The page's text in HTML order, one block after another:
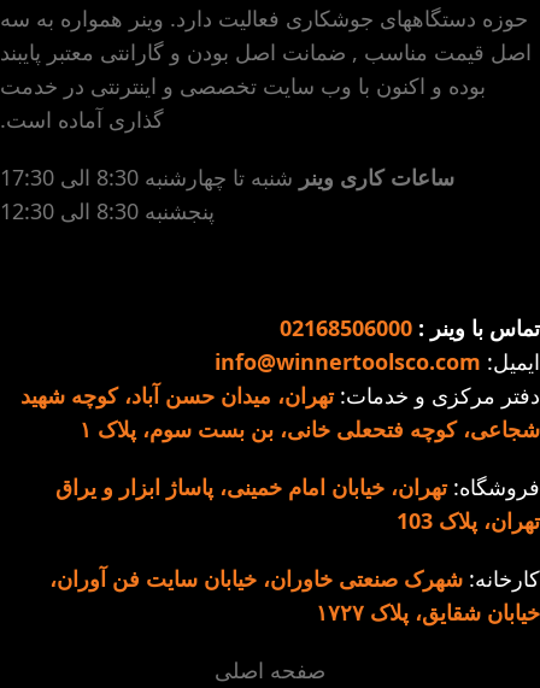
حوزه دستگاههای جوشکاری فعالیت دارد. وینر همواره به سه
اصل قیمت مناسب , ضمانت اصل بودن و گارانتی معتبر پایبند
بوده و اکنون با وب سایت تخصصی و اینترنتی در خدمت
گذاری آماده است.
ساعات کاری وینر شنبه تا چهارشنبه 8:30 الی 17:30
پنجشنبه 8:30 الی 12:30
تماس با وینر : 02168506000
ایمیل: info@winnertoolsco.com
دفتر مرکزی و خدمات: تهران، میدان حسن آباد، کوچه شهید
شجاعی، کوچه فتحعلی خانی، بن بست سوم، پلاک ۱
فروشگاه: تهران، خیابان امام خمینی، پاساژ ابزار و یراق
تهران، پلاک 103
کارخانه: شهرک صنعتی خاوران، خیابان سایت فن آوران،
خیابان شقایق، پلاک ۱۷۲۷
صفحه اصلی